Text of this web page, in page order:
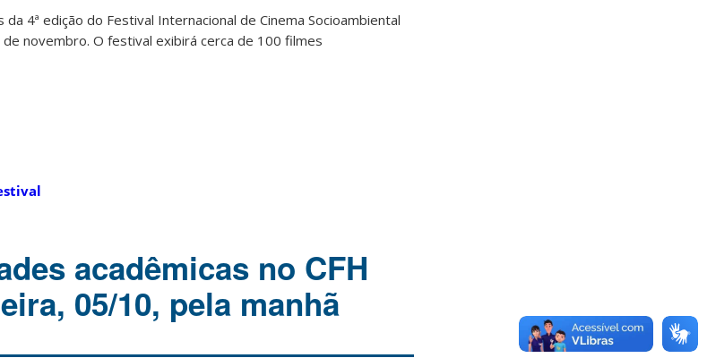
4ª edição do Festival Internacional de Cinema Socioambiental
novembro. O festival exibirá cerca de 100 filmes
acadêmicas no CFH
05/10, pela manhã